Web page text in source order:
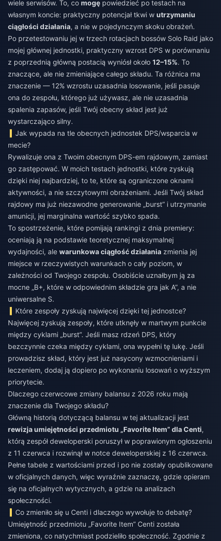
wiele serwisów. To, co mogę powiedzieć po testach na
własnym koncie: praktyczny potencjał tkwi w utrzymaniu
ciągłości działania, a nie w pojedynczym skoku obrażeń.
Po przetestowaniu jej w trzech rotacjach bossów Solo Raid jako
mojej głównej jednostki, praktyczny wzrost DPS w porównaniu
z poprzednią główną postacią wyniósł około 12–15%. To
znaczące, ale nie zmieniające całego składu. Ta różnica ma
znaczenie — 12% wzrostu uzasadnia losowanie, jeśli pasuje
ona do zespołu, którego już używasz, ale nie uzasadnia
spalenia zapasów, jeśli Twój obecny skład jest już
wystarczająco silny.
Jak wypada na tle obecnych jednostek DPS/wsparcia w
mecie?
Rywalizuje ona z Twoim obecnym DPS-em rajdowym, zamiast
go zastępować. W moich testach jednostki, które zyskują
dzięki niej najbardziej, to te, które są ograniczone oknami
aktywności, a nie szczytowymi obrażeniami. Jeśli Twój skład
rajdowy ma już niezawodne generowanie „burst” i utrzymanie
amunicji, jej marginalna wartość szybko spada.
To spostrzeżenie, które pomijają rankingi z dnia premiery:
oceniają ją na podstawie teoretycznej maksymalnej
wydajności, ale warunkowa ciągłość działania zmienia jej
miejsce w rzeczywistych warunkach o cały poziom, w
zależności od Twojego zespołu. Osobiście uznałbym ją za
mocne „B+, które w odpowiednim składzie gra jak A”, a nie
uniwersalne S.
Które zespoły zyskują najwięcej dzięki tej jednostce?
Najwięcej zyskują zespoły, które utknęły w martwym punkcie
między cyklami „burst”. Jeśli masz rdzeń DPS, który
bezczynnie czeka między cyklami, ona wypełni tę lukę. Jeśli
prowadzisz skład, który jest już nasycony wzmocnieniami i
leczeniem, dodaj ją dopiero po wykonaniu losowań o wyższym
priorytecie.
Dlaczego czerwcowe zmiany balansu z 2026 roku mają
znaczenie dla Twojego składu?
Główną historią dotyczącą balansu w tej aktualizacji jest
rewizja umiejętności przedmiotu „Favorite Item” dla Centi,
którą zespół deweloperski poruszył w poprawionym ogłoszeniu
z 11 czerwca i rozwinął w notce deweloperskiej z 16 czerwca.
Pełne tabele z wartościami przed i po nie zostały opublikowane
w oficjalnych danych, więc wyraźnie zaznaczę, gdzie opieram
się na oficjalnych wytycznych, a gdzie na analizach
społeczności.
Co zmieniło się u Centi i dlaczego wywołuje to debatę?
Umiejętność przedmiotu „Favorite Item” Centi została
zmieniona, co natychmiast podzieliło społeczność. Zgodnie z